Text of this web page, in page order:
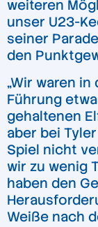
weiteren
unser U23-
seiner
den
„Wir waren
Führung
gehaltenen
aber bei
Spiel nicht
wir zu wenig
haben den
Weiße nach